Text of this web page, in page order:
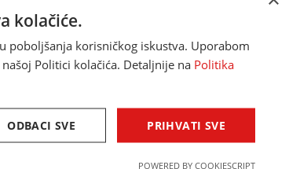
INTERAKCIJE LIJEKOVA
kolačiće.
poboljšanja korisničkog iskustva. Uporabom
Politici kolačića. Detaljnije na Politika
PRIHVATI SVE
ODBACI SVE
POWERED BY COOKIESCRIPT